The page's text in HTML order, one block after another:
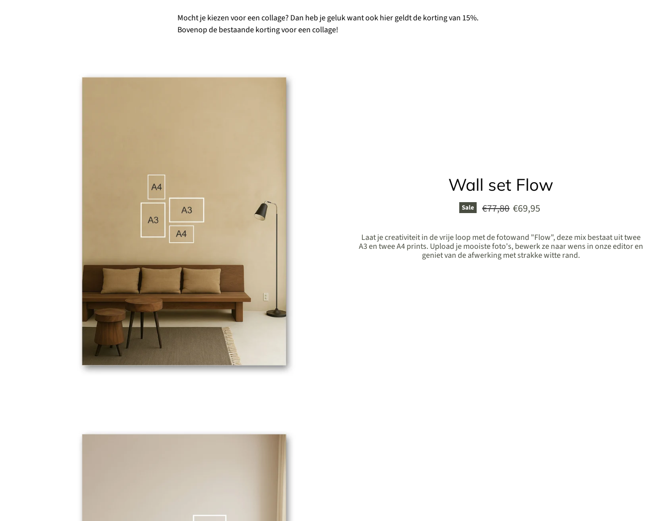
Mocht je kiezen voor een collage? Dan heb je geluk want ook hier geldt de korting van 15%.
Bovenop de bestaande korting voor een collage!
Wall set Flow
Sale Original price
€77,80 Current price
€69,95
Laat je creativiteit in de vrije loop met de fotowand "Flow", deze mix bestaat uit twee
A3 en twee A4 prints. Upload je mooiste foto's, bewerk ze naar wens in onze editor en
geniet van de afwerking met strakke witte rand.